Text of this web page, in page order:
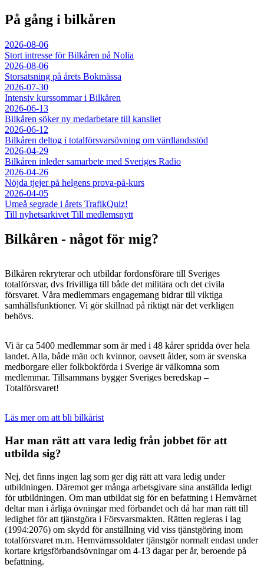
På gång i bilkåren
2026-08-06
Stort intresse för Bilkåren på Nolia
2026-08-06
Storsatsning på årets Bokmässa
2026-07-30
Intensiv kurssommar i Bilkåren
2026-06-13
Bilkåren söker ny medarbetare till kansliet
2026-06-12
Bilkåren deltog i totalförsvarsövning om värdlandsstöd
2026-04-29
Bilkåren inleder samarbete med Sveriges Radio
2026-04-26
Nöjda tjejer på helgens prova-på-kurs
2026-04-05
Umeå segrade i årets TrafikQuiz!
Till nyhetsarkivet Till medlemsnytt
Bilkåren - något för mig?
Bilkåren rekryterar och utbildar fordonsförare till Sveriges
totalförsvar, dvs frivilliga till både det militära och det civila
försvaret. Våra medlemmars engagemang bidrar till viktiga
samhällsfunktioner. Vi gör skillnad på riktigt när det verkligen
behövs.
Vi är ca 5400 medlemmar som är med i 48 kårer spridda över hela
landet. Alla, både män och kvinnor, oavsett ålder, som är svenska
medborgare eller folkbokförda i Sverige är välkomna som
medlemmar. Tillsammans bygger Sveriges beredskap –
Totalförsvaret!
Läs mer om att bli bilkårist
Har man rätt att vara ledig från jobbet för att
utbilda sig?
Nej, det finns ingen lag som ger dig rätt att vara ledig under
utbildningen. Däremot ger många arbetsgivare sina anställda ledigt
för utbildningen. Om man utbildat sig för en befattning i Hemvärnet
deltar man i årliga övningar med förbandet och då har man rätt till
ledighet för att tjänstgöra i Försvarsmakten. Rätten regleras i lag
(1994:2076) om skydd för anställning vid viss tjänstgöring inom
totalförsvaret m.m. Hemvärnssoldater tjänstgör normalt endast under
kortare krigsförbandsövningar om 4-13 dagar per år, beroende på
befattning.